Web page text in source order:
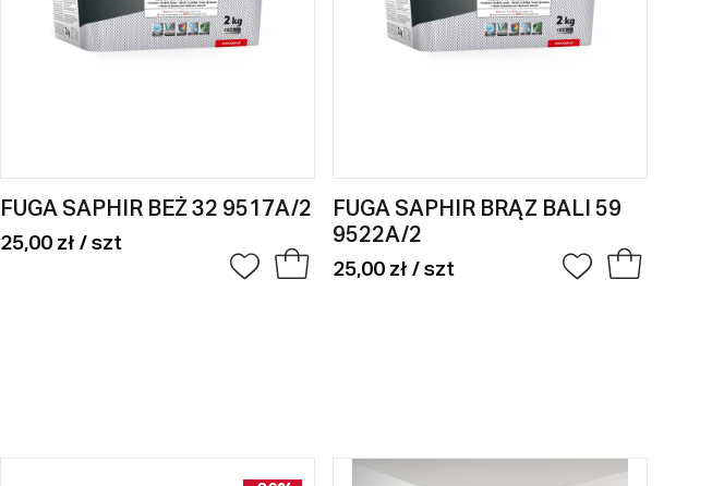
FUGA SAPHIR BEŻ 32 9517A/2
25,00 zł / szt
FUGA SAPHIR BRĄZ BALI 59
9522A/2
25,00 zł / szt